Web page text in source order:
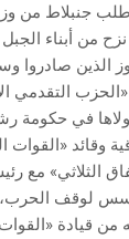
جنبلاط من
من أبناء الجبل
الذين صادروا
التقدمي
في حكومة
وقائد «القوات
الثلاثي» مع
أسس لوقف
من قيادة «القوات